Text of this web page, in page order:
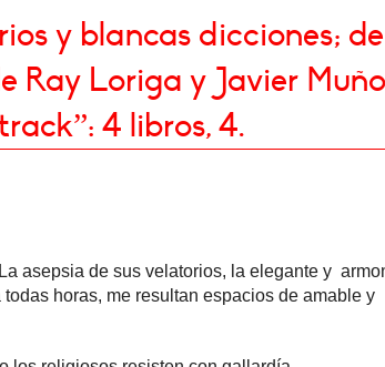
y blancas dicciones; de
Ray Loriga y Javier
4 libros, 4.
asepsia de sus velatorios, la elegante y
horas, me resultan espacios de amable y